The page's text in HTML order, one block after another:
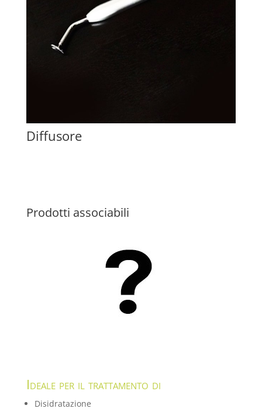
Diffusore
Prodotti associabili
Ideale per il trattamento di
Disidratazione